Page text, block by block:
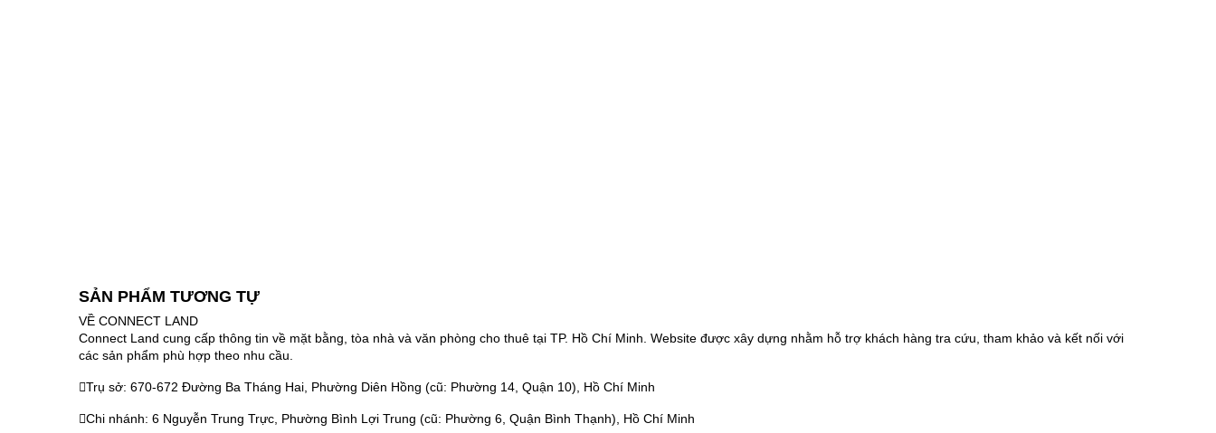
SẢN PHẨM TƯƠNG TỰ
VỀ CONNECT LAND
Connect Land cung cấp thông tin về mặt bằng, tòa nhà và văn phòng cho thuê tại TP. Hồ Chí Minh. Website được xây dựng nhằm hỗ trợ khách hàng tra cứu, tham khảo và kết nối với
các sản phẩm phù hợp theo nhu cầu.
Trụ sở: 670-672 Đường Ba Tháng Hai, Phường Diên Hồng (cũ: Phường 14, Quận 10), Hồ Chí Minh
Chi nhánh: 6 Nguyễn Trung Trực, Phường Bình Lợi Trung (cũ: Phường 6, Quận Bình Thạnh), Hồ Chí Minh